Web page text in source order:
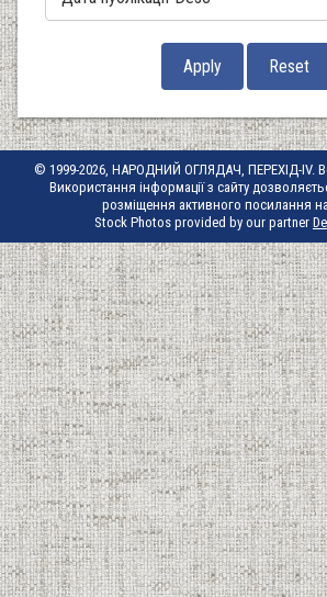
© 1999-2026, НАРОДНИЙ ОГЛЯДАЧ, ПЕРЕХІД-IV.
Використання інформації з сайту
розміщення активного посилання на
Stock Photos provided by our partner